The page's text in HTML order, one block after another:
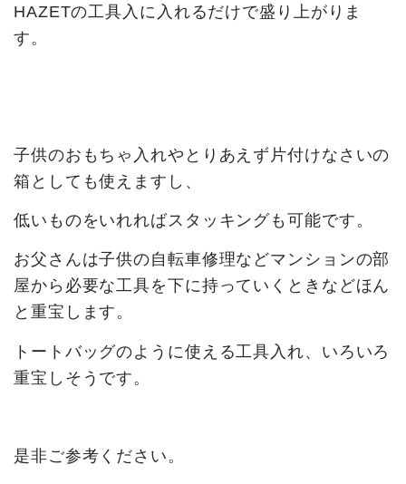
HAZETの工具入に入れるだけで盛り上がりま
す。
子供のおもちゃ入れやとりあえず片付けなさいの
箱としても使えますし、
低いものをいれればスタッキングも可能です。
お父さんは子供の自転車修理などマンションの部
屋から必要な工具を下に持っていくときなどほん
と重宝します。
トートバッグのように使える工具入れ、いろいろ
重宝しそうです。
是非ご参考ください。